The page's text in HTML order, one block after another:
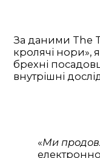
За даними The
кролячі нори»,
брехні
внутрішні
«Ми